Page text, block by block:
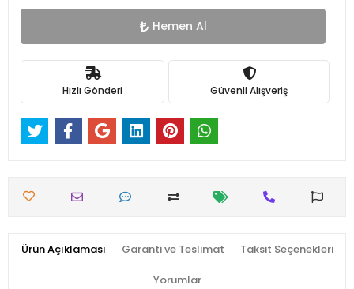
Hemen Al
Hızlı Gönderi Güvenli Alışveriş
Ürün Açıklaması Garanti ve Teslimat Taksit Seçenekleri
Yorumlar